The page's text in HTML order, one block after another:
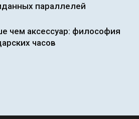
параллелей
чем аксессуар: философия
часов